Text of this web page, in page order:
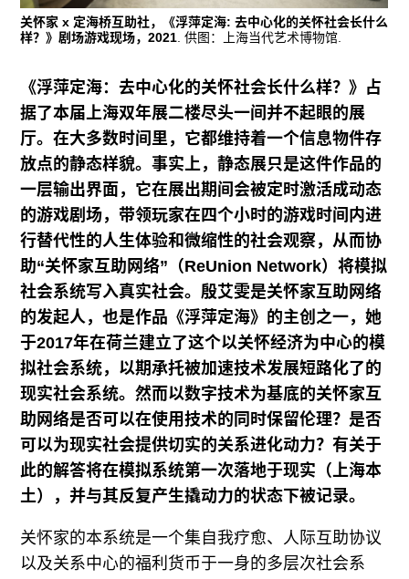
联系我们
关怀家 x 定海桥互助社，《浮萍定海: 去中心化的关怀社会长什么
样？》剧场游戏现场，2021 . 供图：上海当代艺术博物馆.
《浮萍定海：去中心化的关怀社会长什么样？》占
据了本届上海双年展二楼尽头一间并不起眼的展
厅。在大多数时间里，它都维持着一个信息物件存
放点的静态样貌。事实上，静态展只是这件作品的
一层输出界面，它在展出期间会被定时激活成动态
的游戏剧场，带领玩家在四个小时的游戏时间内进
行替代性的人生体验和微缩性的社会观察，从而协
助“关怀家互助网络”（ReUnion Network）将模拟
社会系统写入真实社会。殷艾雯是关怀家互助网络
的发起人，也是作品《浮萍定海》的主创之一，她
于2017年在荷兰建立了这个以关怀经济为中心的模
拟社会系统，以期承托被加速技术发展短路化了的
现实社会系统。然而以数字技术为基底的关怀家互
助网络是否可以在使用技术的同时保留伦理？是否
可以为现实社会提供切实的关系进化动力？有关于
此的解答将在模拟系统第一次落地于现实（上海本
土），并与其反复产生撬动力的状态下被记录。
关怀家的本系统是一个集自我疗愈、人际互助协议
以及关系中心的福利货币于一身的多层次社会系